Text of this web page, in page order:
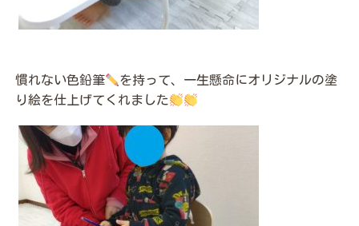
慣れない色鉛筆
を持って、一生懸命にオリジナルの塗
り絵を仕上げてくれました